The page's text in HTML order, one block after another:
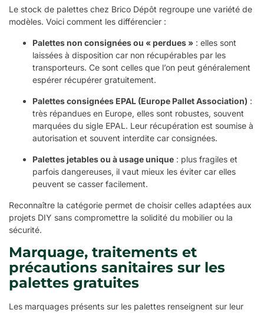
Le stock de palettes chez Brico Dépôt regroupe une variété de
modèles. Voici comment les différencier :
Palettes non consignées ou « perdues » : elles sont
laissées à disposition car non récupérables par les
transporteurs. Ce sont celles que l’on peut généralement
espérer récupérer gratuitement.
Palettes consignées EPAL (Europe Pallet Association) :
très répandues en Europe, elles sont robustes, souvent
marquées du sigle EPAL. Leur récupération est soumise à
autorisation et souvent interdite car consignées.
Palettes jetables ou à usage unique : plus fragiles et
parfois dangereuses, il vaut mieux les éviter car elles
peuvent se casser facilement.
Reconnaître la catégorie permet de choisir celles adaptées aux
projets DIY sans compromettre la solidité du mobilier ou la
sécurité.
Marquage, traitements et
précautions sanitaires sur les
palettes gratuites
Les marquages présents sur les palettes renseignent sur leur